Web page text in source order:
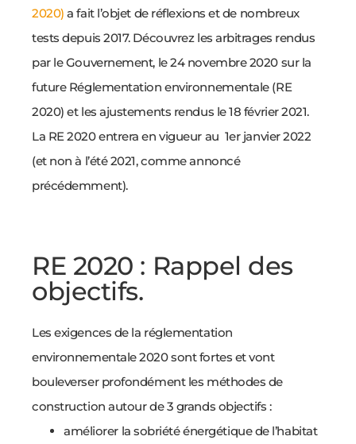
2020) a fait l’objet de réflexions et de nombreux
tests depuis 2017. Découvrez les arbitrages rendus
par le Gouvernement, le 24 novembre 2020 sur la
future Réglementation environnementale (RE
2020) et les ajustements rendus le 18 février 2021.
La RE 2020 entrera en vigueur au 1er janvier 2022
(et non à l’été 2021, comme annoncé
précédemment).
RE 2020 : Rappel des
objectifs.
Les exigences de la réglementation
environnementale 2020 sont fortes et vont
bouleverser profondément les méthodes de
construction autour de 3 grands objectifs :
améliorer la sobriété énergétique de l’habitat